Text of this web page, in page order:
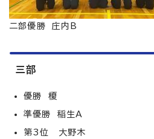
二部優勝 庄内B
三部
優勝 榎
準優勝 稲生A
第3位 大野木